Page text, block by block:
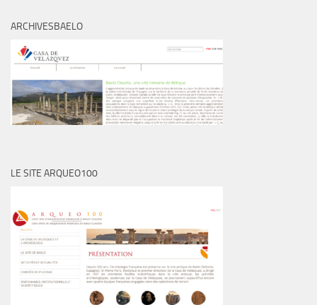
ARCHIVESBAELO
LE SITE ARQUEO100